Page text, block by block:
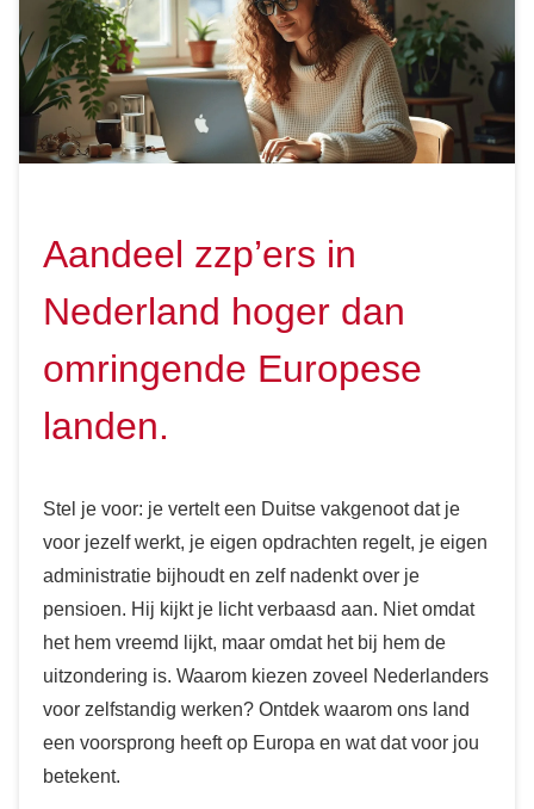
Aandeel zzp’ers in
Nederland hoger dan
omringende Europese
landen.
Stel je voor: je vertelt een Duitse vakgenoot dat je
voor jezelf werkt, je eigen opdrachten regelt, je eigen
administratie bijhoudt en zelf nadenkt over je
pensioen. Hij kijkt je licht verbaasd aan. Niet omdat
het hem vreemd lijkt, maar omdat het bij hem de
uitzondering is. Waarom kiezen zoveel Nederlanders
voor zelfstandig werken? Ontdek waarom ons land
een voorsprong heeft op Europa en wat dat voor jou
betekent.